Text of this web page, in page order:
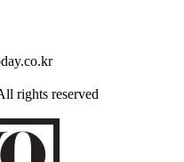
rights reserved